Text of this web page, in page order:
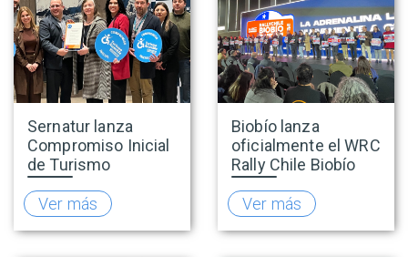
Sernatur lanza
Compromiso Inicial
de Turismo
Accesible para
promover una
oferta turística más
inclusiva
Ver más
Biobío lanza
oficialmente el WRC
Rally Chile Biobío
2026 con 141
empresas
adheridas al Sello
Rally
Ver más